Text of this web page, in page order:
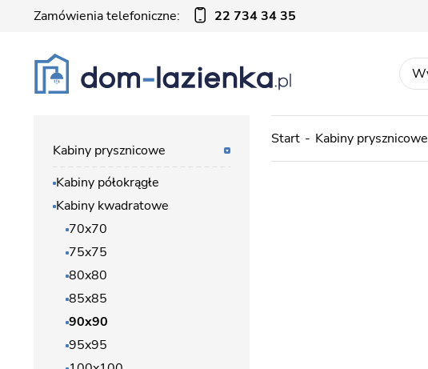
Zamówienia telefoniczne: 22 734 34 35
Start Kabiny prysznicowe
Kabiny prysznicowe
Kabiny półokrągłe
Kabiny kwadratowe
70x70
75x75
80x80
85x85
90x90
95x95